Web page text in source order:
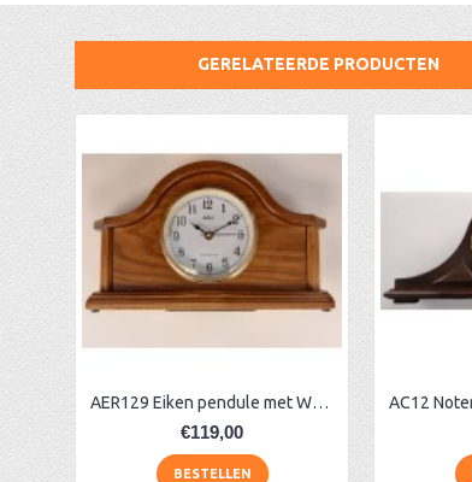
GERELATEERDE PRODUCTEN
AER129 Eiken pendule met Westminster
€119,00
BESTELLEN